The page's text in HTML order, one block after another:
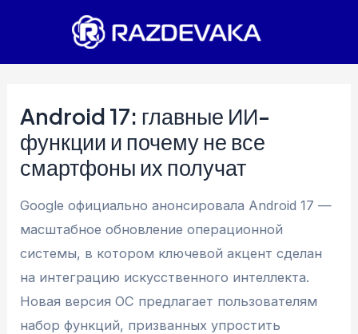
Android 17: главные ИИ-
функции и почему не все
смартфоны их получат
Google официально анонсировала Android 17 —
масштабное обновление операционной
системы, в котором ключевой акцент сделан
на интеграцию искусственного интеллекта.
Новая версия ОС предлагает пользователям
набор функций, призванных упростить